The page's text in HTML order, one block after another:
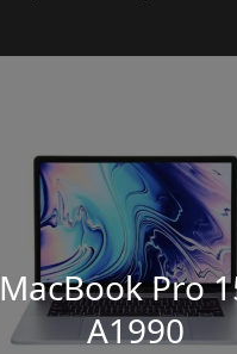
MacBook Pro
A1990